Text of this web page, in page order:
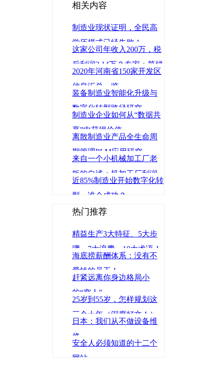
相关内容
制造业现状证明，全民高
学历模式已经失败！
这家公司年收入200万，税
后利润2.14万？专家：算错
2020年河南省150家开发区
信息汇总一览
装备制造业智能化升级与
数字化转型路径研究
制造业企业如何从“数据共
享”中获得价值
离散制造业产品全生命周
期管理PLM应用研究
来自一个小机械加工厂老
板的自述：机加工厂利润
近85%制造业开始数字化转
型，谁会成功？
热门推荐
精益生产3大特征、5大步
骤、7大浪费、10大术语！
海底捞薪酬体系：没有不
爱钱的员工！
赶紧远离你身边格局小
的“穷人”
25岁到55岁，怎样规划这
三个十年（深度好文！）
日本：我们从不做设备维
修
安全人必须知道的十二个
网站